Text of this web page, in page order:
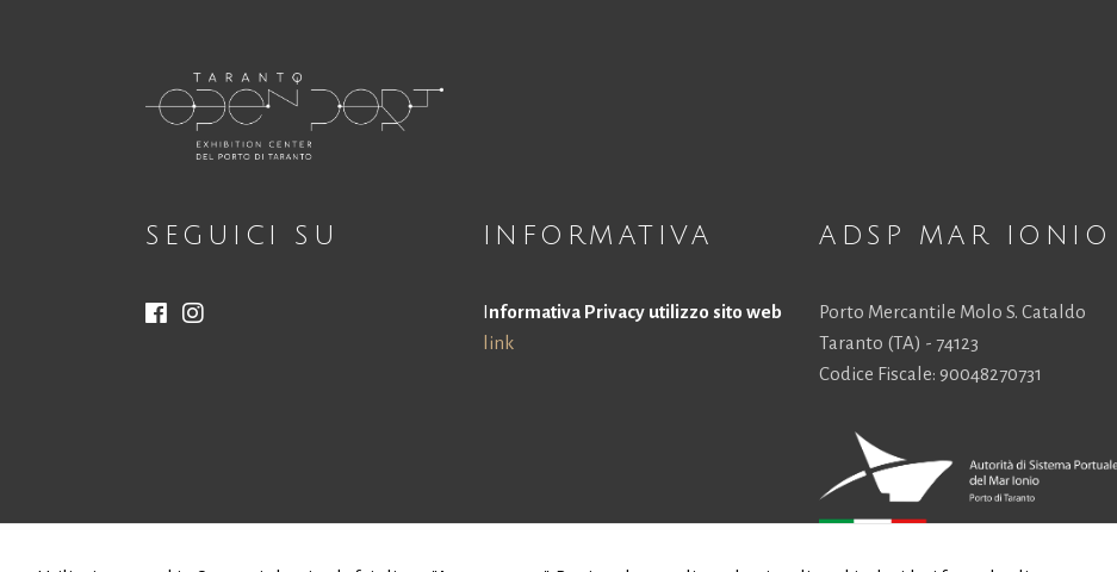
SEGUICI SU INFORMATIVA
Informativa Privacy utilizzo sito web
link
ADSP MAR IONIO
Porto Mercantile Molo S. Cataldo
Taranto (TA) - 74123
Codice Fiscale: 90048270731